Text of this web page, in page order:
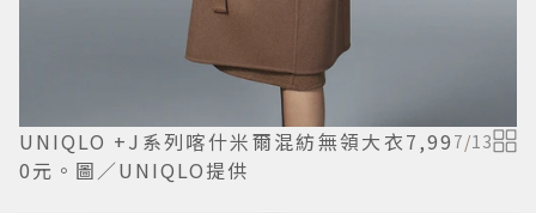
UNIQLO +J系列喀什米爾混紡無領大衣7,99
0元。圖／UNIQLO提供
7/13